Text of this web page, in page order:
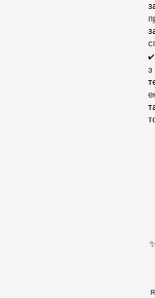
✔️
з